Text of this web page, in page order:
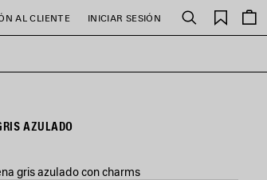
AL CLIENTE INICIAR SESIÓN Buscar
AZULADO
gris azulado con charms